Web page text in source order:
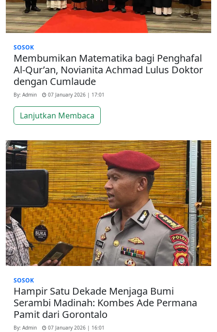
SOSOK
Membumikan Matematika bagi Penghafal
Al-Qur’an, Novianita Achmad Lulus Doktor
dengan Cumlaude
By: Admin 07 January 2026 | 17:01
Lanjutkan Membaca
SOSOK
Hampir Satu Dekade Menjaga Bumi
Serambi Madinah: Kombes Ade Permana
Pamit dari Gorontalo
By: Admin 07 January 2026 | 16:01